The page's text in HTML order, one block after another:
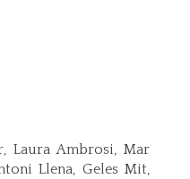
Laura Ambrosi, Mar
Llena, Geles Mit,